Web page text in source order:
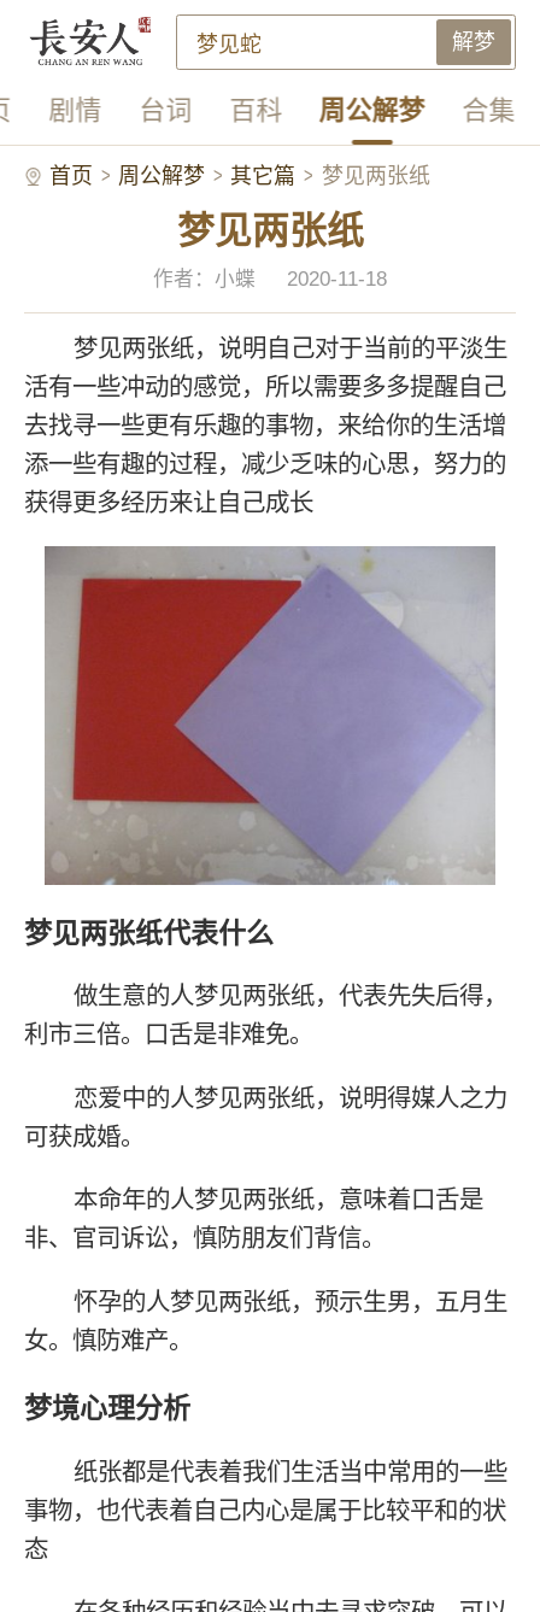
解梦
剧情 台词 百科 周公解梦 合集
首页 周公解梦 其它篇 梦见两张纸
梦见两张纸
作者：小蝶 2020-11-18
梦见两张纸，说明自己对于当前的平淡生
活有一些冲动的感觉，所以需要多多提醒自己
去找寻一些更有乐趣的事物，来给你的生活增
添一些有趣的过程，减少乏味的心思，努力的
获得更多经历来让自己成长
梦见两张纸代表什么
做生意的人梦见两张纸，代表先失后得，
利市三倍。口舌是非难免。
恋爱中的人梦见两张纸，说明得媒人之力
可获成婚。
本命年的人梦见两张纸，意味着口舌是
非、官司诉讼，慎防朋友们背信。
怀孕的人梦见两张纸，预示生男，五月生
女。慎防难产。
梦境心理分析
纸张都是代表着我们生活当中常用的一些
事物，也代表着自己内心是属于比较平和的状
态